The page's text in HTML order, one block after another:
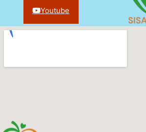
Youtube